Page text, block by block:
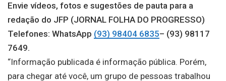
Envie vídeos, fotos e sugestões de pauta para a
redação do JFP (JORNAL FOLHA DO PROGRESSO)
Telefones: WhatsApp (93) 98404 6835– (93) 98117
7649.
“Informação publicada é informação pública. Porém,
para chegar até você, um grupo de pessoas trabalhou